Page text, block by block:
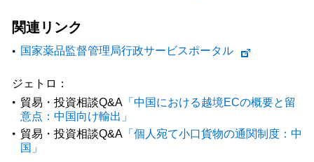
関連リンク
国家薬品監督管理局行政サービスポータル
ジェトロ：
貿易・投資相談Q&A「中国における越境ECの概要と留
意点：中国向け輸出」
貿易・投資相談Q&A「個人宛て小口貨物の通関制度：中
国」